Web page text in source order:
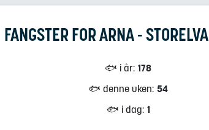
FANGSTER FORARNA - STORELVA
🐟 i år: 178
🐟 denne uken: 54
🐟 i dag: 1